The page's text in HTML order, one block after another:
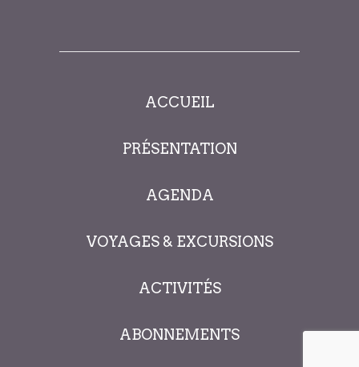
ACCUEIL
PRÉSENTATION
AGENDA
VOYAGES & EXCURSIONS
ACTIVITÉS
ABONNEMENTS